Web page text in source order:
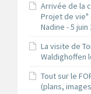
Arrivée de la
Projet de vie"
Nadine - 5 juin
La visite de
Waldighoffen
Tout sur le
(plans,